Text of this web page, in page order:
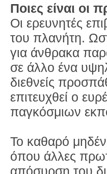
Ποιες είναι οι
Οι ερευνητές
του πλανήτη.
για άνθρακα
σε άλλο ένα
διεθνείς
επιτευχθεί ο
παγκόσμιων
Το καθαρό μηδέν
όπου άλλες
απόσυρση του